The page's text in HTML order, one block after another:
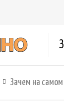
Зачем на